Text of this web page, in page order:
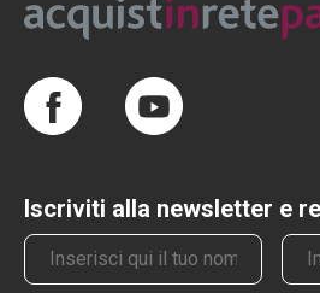
Iscriviti alla newsletter e
Nome